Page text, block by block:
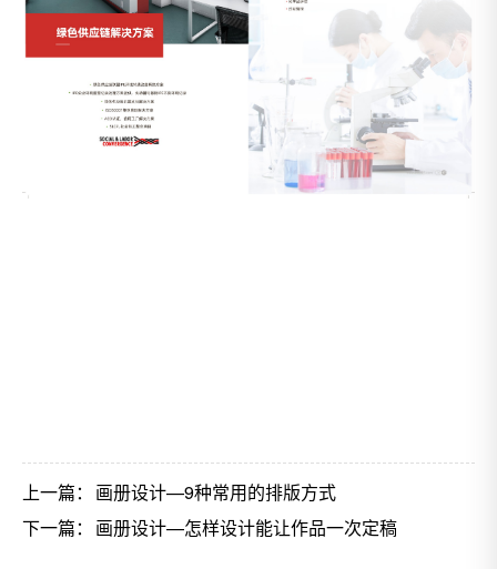
上一篇：
画册设计—9种常用的排版方式
下一篇：
画册设计—怎样设计能让作品一次定稿